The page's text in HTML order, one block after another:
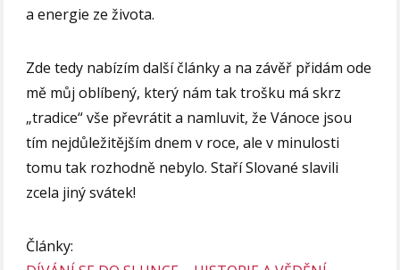
a energie ze života.
Zde tedy nabízím další články a na závěř přidám ode
mě můj oblíbený, který nám tak trošku má skrz
„tradice“ vše převrátit a namluvit, že Vánoce jsou
tím nejdůležitějším dnem v roce, ale v minulosti
tomu tak rozhodně nebylo. Staří Slované slavili
zcela jiný svátek!
Články: